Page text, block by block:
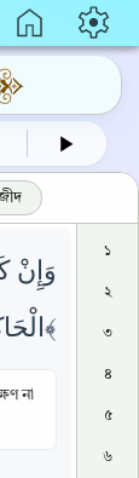
وَإِنْ
الْحَاكِمِينَ ﴿٨٧﴾
না
১
২
৩
৪
৫
৬